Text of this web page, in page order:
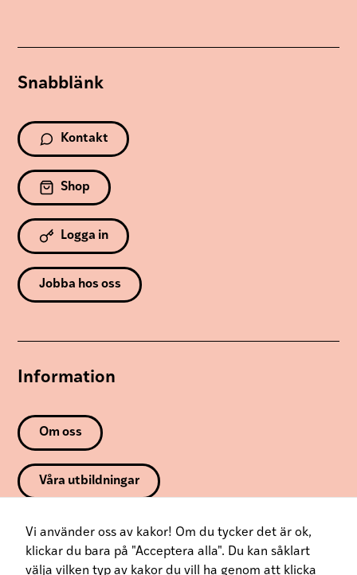
Snabblänk
Kontakt
Shop
Logga in
Jobba hos oss
Information
Om oss
Våra utbildningar
Varumärken
Vi använder oss av kakor! Om du tycker det är ok,
klickar du bara på "Acceptera alla". Du kan såklart
välja vilken typ av kakor du vill ha genom att klicka